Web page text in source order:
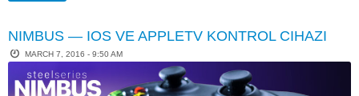
NIMBUS — IOS VE APPLETV KONTROL CIHAZI
MARCH 7, 2016 - 9:50 AM